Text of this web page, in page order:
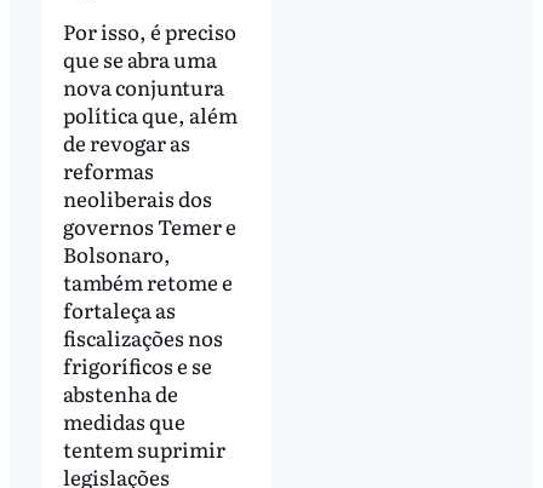
Por isso, é preciso
que se abra uma
nova conjuntura
política que, além
de revogar as
reformas
neoliberais dos
governos Temer e
Bolsonaro,
também retome e
fortaleça as
fiscalizações nos
frigoríficos e se
abstenha de
medidas que
tentem suprimir
legislações